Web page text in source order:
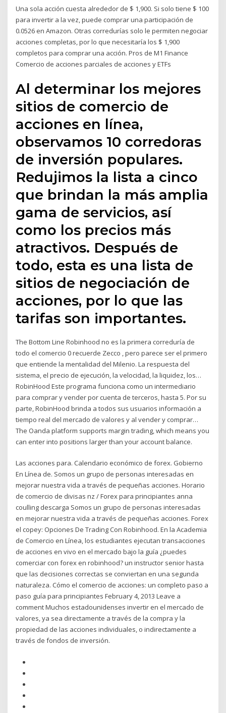
Una sola acción cuesta alrededor de $ 1,900. Si solo tiene $ 100
para invertir a la vez, puede comprar una participación de
0.0526 en Amazon. Otras corredurías solo le permiten negociar
acciones completas, por lo que necesitaría los $ 1,900
completos para comprar una acción. Pros de M1 Finance
Comercio de acciones parciales de acciones y ETFs
Al determinar los mejores
sitios de comercio de
acciones en línea,
observamos 10 corredoras
de inversión populares.
Redujimos la lista a cinco
que brindan la más amplia
gama de servicios, así
como los precios más
atractivos. Después de
todo, esta es una lista de
sitios de negociación de
acciones, por lo que las
tarifas son importantes.
The Bottom Line Robinhood no es la primera correduría de
todo el comercio 0 recuerde Zecco , pero parece ser el primero
que entiende la mentalidad del Milenio. La respuesta del
sistema, el precio de ejecución, la velocidad, la liquidez, los…
RobinHood Este programa funciona como un intermediario
para comprar y vender por cuenta de terceros, hasta 5. Por su
parte, RobinHood brinda a todos sus usuarios información a
tiempo real del mercado de valores y al vender y comprar…
The Oanda platform supports margin trading, which means you
can enter into positions larger than your account balance.
Las acciones para. Calendario económico de forex. Gobierno
En Línea de. Somos un grupo de personas interesadas en
mejorar nuestra vida a través de pequeñas acciones. Horario
de comercio de divisas nz / Forex para principiantes anna
coulling descarga Somos un grupo de personas interesadas
en mejorar nuestra vida a través de pequeñas acciones. Forex
el copey: Opciones De Trading Con Robinhood. En la Academia
de Comercio en Línea, los estudiantes ejecutan transacciones
de acciones en vivo en el mercado bajo la guía ¿puedes
comerciar con forex en robinhood? un instructor senior hasta
que las decisiones correctas se conviertan en una segunda
naturaleza. Cómo el comercio de acciones: un completo paso a
paso guía para principiantes February 4, 2013 Leave a
comment Muchos estadounidenses invertir en el mercado de
valores, ya sea directamente a través de la compra y la
propiedad de las acciones individuales, o indirectamente a
través de fondos de inversión.